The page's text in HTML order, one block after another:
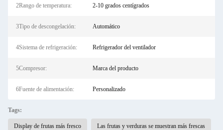
2Rango de temperatura: 2-10 grados centígrados
3Tipo de descongelación: Automático
4Sistema de refrigeración: Refrigerador del ventilador
5Compresor: Marca del producto
6Fuente de alimentación: Personalizado
Tags:
Display de frutas más fresco Las frutas y verduras se muestran más frescas